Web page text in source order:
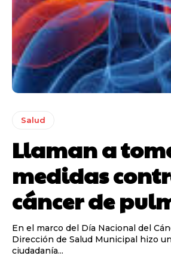
Salud
Llaman a
medidas
cáncer de
En el marco del Día Nacional del
Dirección de Salud Municipal hizo
ciudadanía...